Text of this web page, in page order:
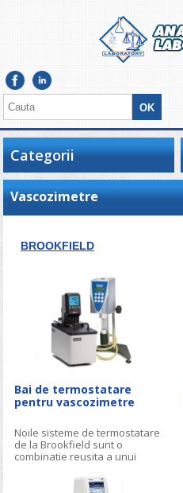
Categorii
Vascozimetre
BROOKFIELD
Bai de termostatare
pentru vascozimetre
Noile sisteme de termostatare
de la Brookfield sunt o
combinatie reusita a unui
cu recirculare de inalta